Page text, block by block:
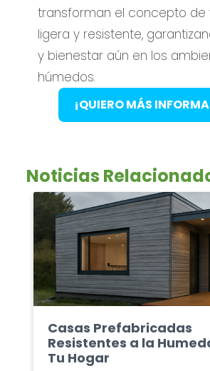
transforman el concepto de
ligera y resistente,
y bienestar aún en los
húmedos.
¡QUIERO MÁS
Noticias
Casas Prefabricadas
Resistentes a la
Tu Hogar